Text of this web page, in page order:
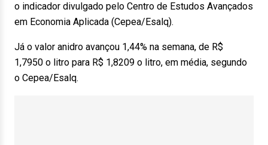
o indicador divulgado pelo Centro de Estudos Avançados
em Economia Aplicada (Cepea/Esalq).
Já o valor anidro avançou 1,44% na semana, de R$
1,7950 o litro para R$ 1,8209 o litro, em média, segundo
o Cepea/Esalq.